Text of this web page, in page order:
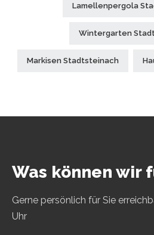
Lamellenpergola
Wintergarten
Markisen Stadtsteinach
Was können wir
Gerne persönlich für Sie
Uhr